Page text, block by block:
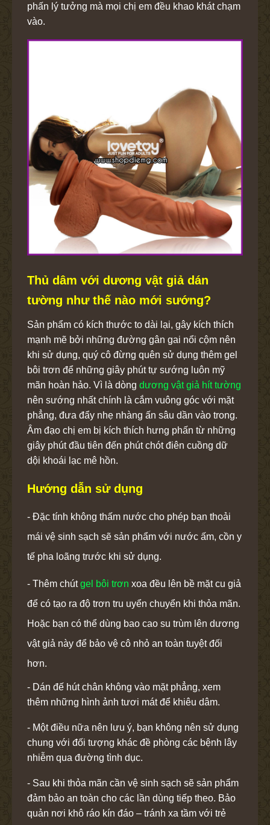
phấn lý tưởng mà mọi chị em đều khao khát chạm
vào.
Thủ dâm với dương vật giả dán
tường như thế nào mới sướng?
Sản phẩm có kích thước to dài lại, gây kích thích
mạnh mẽ bởi những đường gân gai nổi cộm nên
khi sử dụng, quý cô đừng quên sử dụng thêm gel
bôi trơn để những giây phút tự sướng luôn mỹ
mãn hoàn hảo. Vì là dòng dương vật giả hít tường
nên sướng nhất chính là cắm vuông góc với mặt
phẳng, đưa đẩy nhẹ nhàng ấn sâu dần vào trong.
Âm đạo chị em bị kích thích hưng phấn từ những
giây phút đầu tiên đến phút chót điên cuồng dữ
dội khoái lạc mê hồn.
Hướng dẫn sử dụng
- Đặc tính không thấm nước cho phép bạn thoải
mái vệ sinh sạch sẽ sản phẩm với nước ấm, cồn y
tế pha loãng trước khi sử dụng.
- Thêm chútgel bôi trơn xoa đều lên bề mặt cu giả
để có tạo ra độ trơn tru uyển chuyển khi thỏa mãn.
Hoặc bạn có thể dùng bao cao su trùm lên dương
vật giả này để bảo vệ cô nhỏ an toàn tuyệt đối
hơn.
- Dán đế hút chân không vào mặt phẳng, xem
thêm những hình ảnh tươi mát để khiêu dâm.
- Một điều nữa nên lưu ý, bạn không nên sử dụng
chung với đối tượng khác đề phòng các bệnh lây
nhiễm qua đường tình dục.
- Sau khi thỏa mãn cần vệ sinh sạch sẽ sản phẩm
đảm bảo an toàn cho các lần dùng tiếp theo. Bảo
quản nơi khô ráo kín đáo – tránh xa tầm với trẻ